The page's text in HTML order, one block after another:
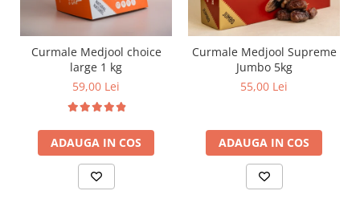
Curmale Medjool choice
large 1 kg
59,00 Lei
ADAUGA IN COS
Curmale Medjool Supreme
Jumbo 5kg
55,00 Lei
ADAUGA IN COS